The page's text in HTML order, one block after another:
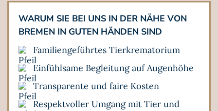
WARUM SIE BEI UNS IN DER NÄHE VON
BREMEN IN GUTEN HÄNDEN SIND
Familiengeführtes Tierkrematorium
Einfühlsame Begleitung auf Augenhöhe
Transparente und faire Kosten
Respektvoller Umgang mit Tier und